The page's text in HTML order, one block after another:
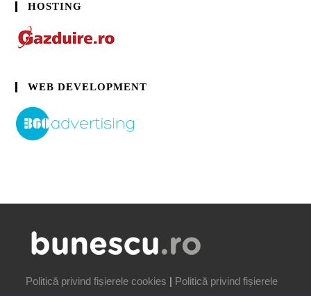
HOSTING
WEB DEVELOPMENT
Politică privind fișierele cookies | Politică privind fișierele